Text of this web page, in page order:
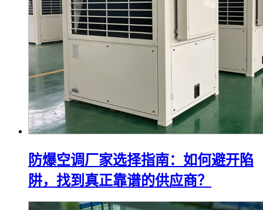
防爆空调厂家选择指南：如何避开陷
阱，找到真正靠谱的供应商？